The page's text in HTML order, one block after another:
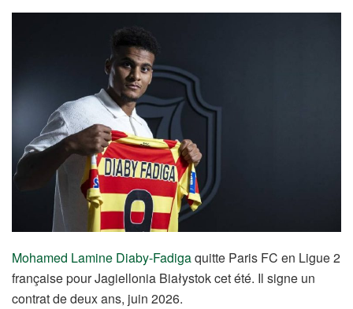
Mohamed Lamine Diaby-Fadigaquitte Paris FC en Ligue 2
française pour Jagiellonia Białystok cet été. Il signe un
contrat de deux ans, juin 2026.